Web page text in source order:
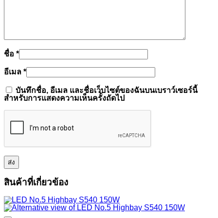
ชื่อ *
อีเมล *
บันทึกชื่อ, อีเมล และชื่อเว็บไซต์ของฉันบนเบราว์เซอร์นี้
สำหรับการแสดงความเห็นครั้งถัดไป
สินค้าที่เกี่ยวข้อง